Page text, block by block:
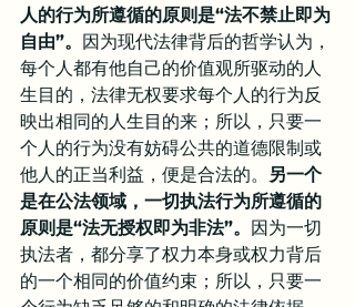
人的行为所遵循的原则是“法不禁止即为
自由”。 因为现代法律背后的哲学认为，
每个人都有他自己的价值观所驱动的人
生目的，法律无权要求每个人的行为反
映出相同的人生目的来；所以，只要一
个人的行为没有妨碍公共的道德限制或
他人的正当利益，便是合法的。
另一个
是在公法领域，一切执法行为所遵循的
原则是“法无授权即为非法”。 因为一切
执法者，都分享了权力本身或权力背后
的一个相同的价值约束；所以，只要一